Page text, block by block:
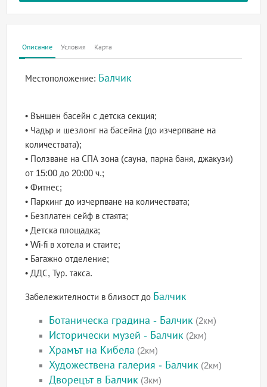
Описание Условия Карта
Местоположение: Балчик
• Външен басейн с детска секция;
• Чадър и шезлонг на басейна (до изчерпване на
количествата);
• Ползване на СПА зона (сауна, парна баня, джакузи)
от 15:00 до 20:00 ч.;
• Фитнес;
• Паркинг до изчерпване на количествата;
• Безплатен сейф в стаята;
• Детска площадка;
• Wi-fi в хотела и стаите;
• Багажно отделение;
• ДДС, Тур. такса.
Забележителности в близост до Балчик
Ботаническа градина - Балчик (2км)
Исторически музей - Балчик (2км)
Храмът на Кибела (2км)
Художествена галерия - Балчик (2км)
Дворецът в Балчик (3км)